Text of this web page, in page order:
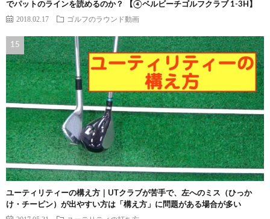
でパットのラインを読めるのか？ 【④ベルビーチゴルフクラブ 1-3H】
2018.02.17 ゴルフのラウンド動画
ユーティリティーの構え方｜UTクラブが苦手で、左へのミス（ひっか
け・チーピン）が出やすい方は「構え方」に問題がある場合が多い